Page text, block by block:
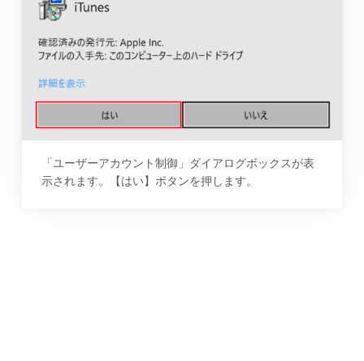
「ユーザーアカウント制御」ダイアログボックスが表
示されます。【はい】ボタンを押します。